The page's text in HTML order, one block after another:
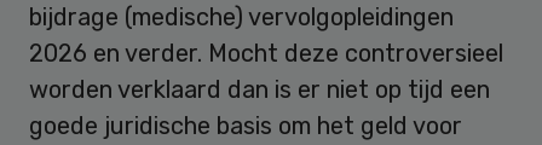
bijdrage (medische) vervolgopleidingen
2026 en verder. Mocht deze controversieel
worden verklaard dan is er niet op tijd een
goede juridische basis om het geld voor